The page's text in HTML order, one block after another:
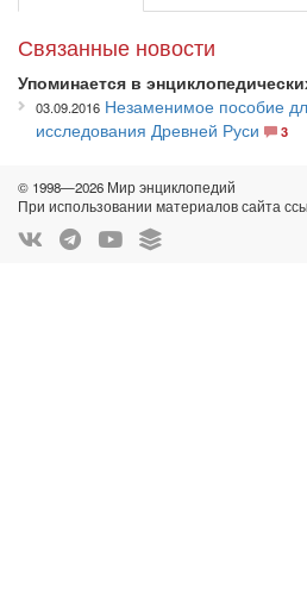
Связанные новости
Упоминается в
03.09.2016 Незаменимое пособие
исследования Древней Руси
3
© 1998—2026 Мир энциклопедий
При использовании материалов сайта